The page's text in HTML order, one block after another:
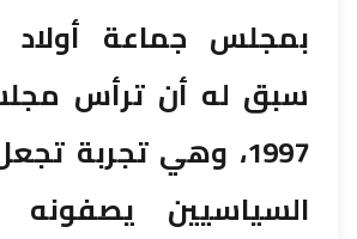
بمجلس جماعة أولاد
سبق له أن ترأس
1997، وهي تجربة
السياسيين يصفونه